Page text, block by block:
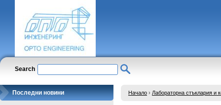
Search
Последни новини Начало › Лабораторна стъклария и